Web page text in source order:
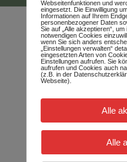
Webseitenfunktionen und
eingesetzt. Die Einwilligung
Informationen auf Ihrem
personenbezogener Daten
Sie auf „Alle akzeptieren“,
notwendigen Cookies
wenn Sie sich anders
„Einstellungen verwalten“
eingesetzten Arten von
Einstellungen aufrufen. Sie
aufrufen und Cookies auch
(z.B. in der
Webseite).
Alle
Alle